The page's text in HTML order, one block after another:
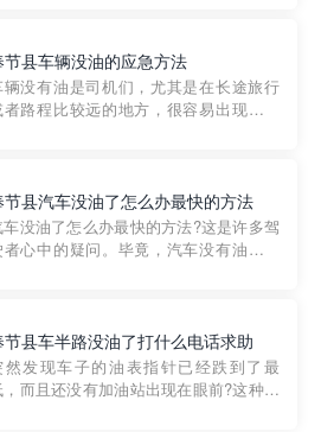
急情况下，我们需要一种高效可靠的救
方式。而这时，地库救援专...
节县车辆没油的应急方法
辆没有油是司机们，尤其是在长途旅行
者路程比较远的地方，很容易出现这种
送油师傅，解决没油的紧急情况。 首
，让我们来了解一下穿...
节县汽车没油了怎么办最快的方法
车没油了怎么办最快的方法?这是许多驾
者心中的疑问。毕竟，汽车没有油就无
者小程序是一款专门解决汽车没油问题
在线服务平台。通过...
节县车半路没油了打什么电话求助
然发现车子的油表指针已经跌到了最
，而且还没有加油站出现在眼前?这种情